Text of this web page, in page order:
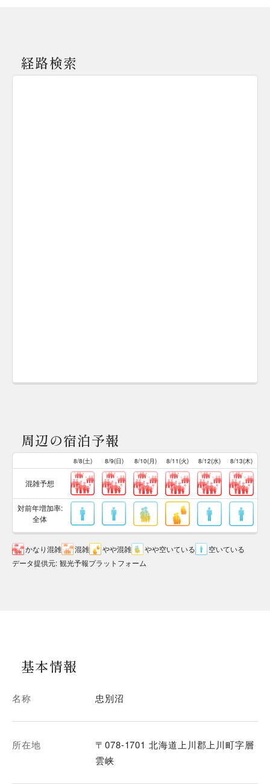
経路検索
周辺の宿泊予報
8/8(土) 8/9(日) 8/10(月) 8/11(火) 8/12(水) 8/13(木)
混雑予想
対前年増加率:
全体
かなり混雑 混雑 やや混雑 やや空いている
空いている
データ提供元: 観光予報プラットフォーム
基本情報
名称 忠別沼
所在地
〒078-1701 北海道上川郡上川町字層
雲峡